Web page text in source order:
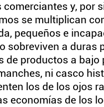
comerciantes y, por
se multiplican
pequeños e
sobreviven a duras
de productos a
ni casco
los de los ojos
economías de los